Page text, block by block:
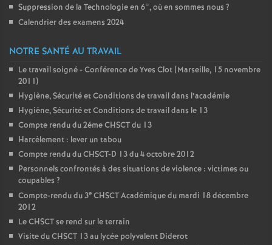
Suppression de la Technologie en 6°, où en sommes nous ?
Calendrier des examens 2024
NOTRE SANTÉ AU TRAVAIL
Le travail soigné - Conférence de Yves Clot (Marseille, 15 novembre
2011)
Hygiène, Sécurité et Conditions de travail dans l’académie
Hygiène, Sécurité et Conditions de travail dans le 13
Compte rendu du 2éme CHSCT du 13
Harcèlement : lever un tabou
Compte rendu du CHSCT-D 13 du 4 octobre 2012
Personnels confrontés à des situations de violence : victimes ou
coupables ?
Compte-rendu du 3e CHSCT Académique du mardi 18 décembre
2012
Le CHSCT se rend sur le terrain
Visite du CHSCT 13 au lycée polyvalent Diderot